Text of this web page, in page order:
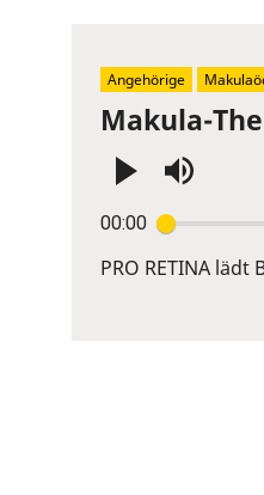
Makula-
00:00
Enter
or
PRO RETINA
Angehörige